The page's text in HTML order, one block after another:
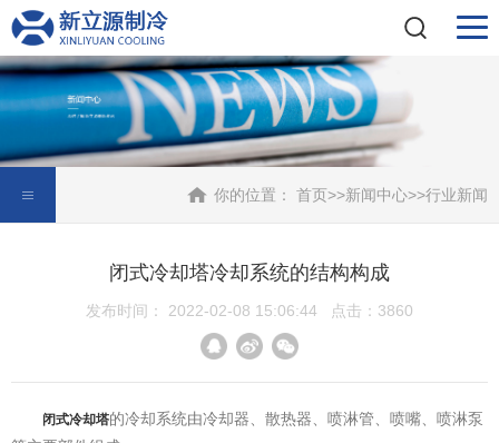
你的位置： 首页>>新闻中心>>行业新闻
闭式冷却塔冷却系统的结构构成
发布时间： 2022-02-08 15:06:44 点击：3860
闭式冷却塔的冷却系统由冷却器、散热器、喷淋管、喷嘴、喷淋泵